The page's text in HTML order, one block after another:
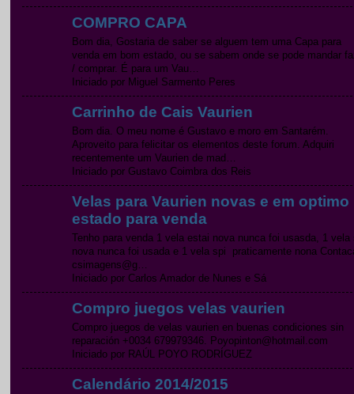
COMPRO CAPA
Bom dia, Gostaria de saber se alguem tem uma Capa para
venda em bom estado, ou se sabem onde se pode mandar
/ comprar. É para um Vau…
Iniciado por Miguel Sarmento Peres
Carrinho de Cais Vaurien
Bom dia. O meu nome é Gustavo e moro em Santarém.
Aproveito para felicitar os elementos deste forum. Adquiri
recentemente um Vaurien de mad…
Iniciado por Gustavo Coimbra dos Reis
Velas para Vaurien novas e em optimo
estado para venda
Tenho para venda 1 vela estai nova nunca foi usasda, 1 vela
nova nunca foi usada e 1 vela spi praticamente nona
csimagens@g…
Iniciado por Carlos Amador de Nunes e Sá
Compro juegos velas vaurien
Compro juegos de velas vaurien en buenas condiciones sin
reparación +0034 679979346. Poyopinton@hotmail.com
Iniciado por RAÚL POYO RODRÍGUEZ
Calendário 2014/2015